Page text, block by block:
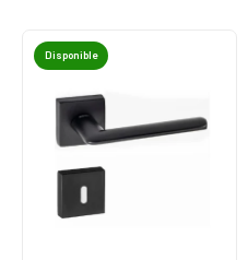
Disponible